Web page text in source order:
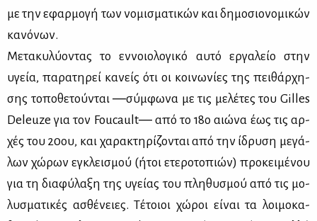
με την εφαρ­μο­γή των νο­μι­σμα­τι­κών και δη­μο­σιο­νο­μι­κών
κα­νό­νων.
Με­τα­κυ­λύ­ο­ντας το εν­νοιο­λο­γι­κό αυ­τό ερ­γα­λείο στην
υγεία, πα­ρα­τη­ρεί κα­νείς ότι οι κοι­νω­νί­ες της πει­θάρ­χη­
σης το­πο­θε­τού­νται ―σύμ­φω­να με τις με­λέ­τες του Gilles
Deleuze για τον Foucault― από το 18ο αιώ­να έως τις αρ­
χές του 20ου, και χα­ρα­κτη­ρί­ζο­νται από την ίδρυ­ση με­γά­
λων χώ­ρων εγκλει­σμού (ήτοι ετε­ρο­το­πιών) προ­κει­μέ­νου
για τη δια­φύ­λα­ξη της υγεί­ας του πλη­θυ­σμού από τις μο­
λυ­σμα­τι­κές ασθέ­νειες. Τέ­τοιοι χώ­ροι εί­ναι τα λοι­μο­κα­